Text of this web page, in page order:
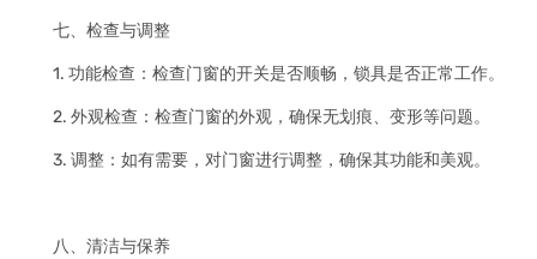
七、检查与调整
1. 功能检查：检查门窗的开关是否顺畅，锁具是否正常工作。
2. 外观检查：检查门窗的外观，确保无划痕、变形等问题。
3. 调整：如有需要，对门窗进行调整，确保其功能和美观。
八、清洁与保养